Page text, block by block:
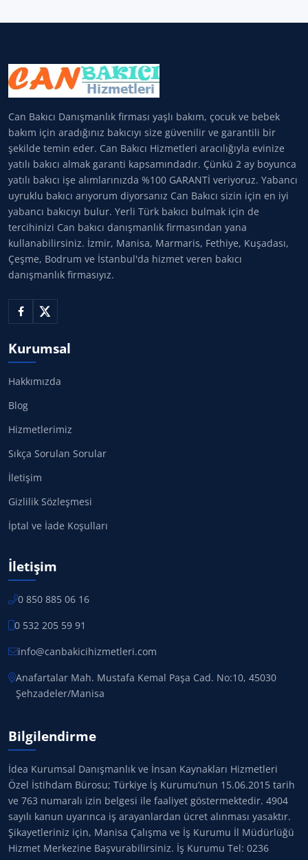
Can Bakıcı Danışmanlık firması yaşlı bakım, çocuk ve bebek
bakım için aradığınız bakıcıyı size güvenilir ve garantili bir
şekilde temin eder. Can Bakıcı Hizmetleri aracılığıyla evinize
yatılı bakıcı almak garanti kapsamındadır. Çünkü 2 ay boyunca
yatılı bakıcı işe alımlarınızda %100 GARANTİ veriyoruz. Yabancı
uyruklu bakıcı arıyorum diyorsanız Can Bakıcı sizin için en iyi
yabancı bakıcıyı bulur. Yerli Türk bakıcı bulmak için de
tercihinizi Can bakıcı danışmanlık firmasından yana
kullanabilirsiniz. İzmir, Manisa, Marmaris, Fethiye, Kuşadası,
Çeşme, Bodrum ve İstanbul'da hizmet veren bakıcı
danışmanlık firmasıyız.
Kurumsal
Hakkımızda
Blog
Hizmetlerimiz
Sıkça Sorulan Sorular
İletişim
Gizlilik Sözleşmesi
İptal ve İade Koşulları
İletişim
0 850 885 06 16
0 532 205 59 91
info@canbakicihizmetleri.com
Anafartalar Mah. Mustafa Kemal Paşa Cad. No:10, 45030
Şehzadeler/Manisa
Bilgilendirme
İdea Kurumsal Danışmanlık ve İnsan Kaynakları Hizmetleri
Özel İstihdam Bürosu; Türkiye İş Kurumu’nun 15.06.2015 tarih
ve 763 numaralı izin belgesi ile faaliyet göstermektedir. 4904
sayılı kanun uyarınca iş arayanlardan ücret alınması yasaktır.
Şikayetleriniz için, Manisa Çalışma ve İş Kurumu İl Müdürlüğü
Hizmet Merkezine Başvurabilirsiniz. İş Kurumu Tel: 0236